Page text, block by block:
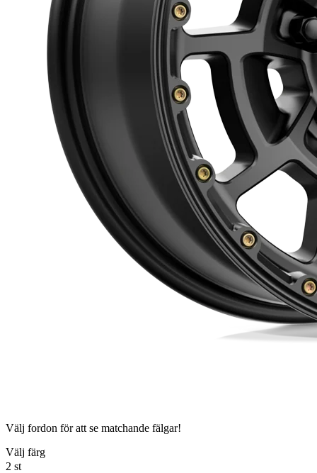
Välj fordon för att se matchande fälgar!
Välj färg
2 st